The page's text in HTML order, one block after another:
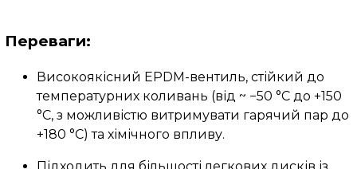
Переваги:
Високоякісний EPDM-вентиль, стійкий до
температурних коливань (від ~ −50 °C до +150
°C, з можливістю витримувати гарячий пар до
+180 °C) та хімічного впливу.